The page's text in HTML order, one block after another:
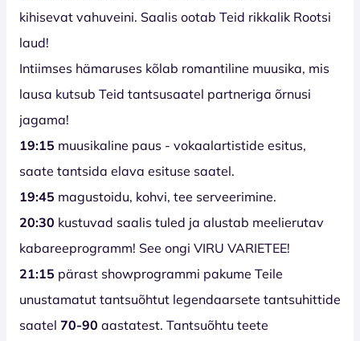
kihisevat vahuveini. Saalis ootab Teid rikkalik Rootsi
laud!
Intiimses hämaruses kõlab romantiline muusika, mis
lausa kutsub Teid tantsusaatel partneriga õrnusi
jagama!
19:15 muusikaline paus - vokaalartistide esitus,
saate tantsida elava esituse saatel.
19:45 magustoidu, kohvi, tee serveerimine.
20:30 kustuvad saalis tuled ja alustab meelierutav
kabareeprogramm! See ongi VIRU VARIETEE!
21:15 pärast showprogrammi pakume Teile
unustamatut tantsuõhtut legendaarsete tantsuhittide
saatel 70-90 aastatest. Tantsuõhtu teete